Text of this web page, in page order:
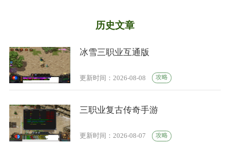
历史文章
冰雪三职业互通版
更新时间：2026-08-08 攻略
三职业复古传奇手游
更新时间：2026-08-07 攻略